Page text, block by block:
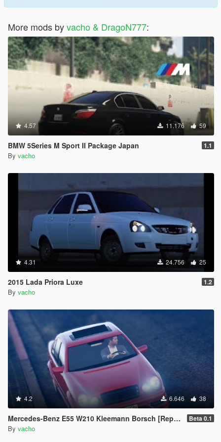
More mods byvacho & DragoN777:
4.57 11.176 59
BMW 5Series M Sport II Package Japan 1.1
By vacho
4.31 24.756 25
2015 Lada Priora Luxe 1.2
By vacho
4.2 6.646 38
Mercedes-Benz E55 W210 Kleemann Borsch [Replace] Beta 0.1
By vacho